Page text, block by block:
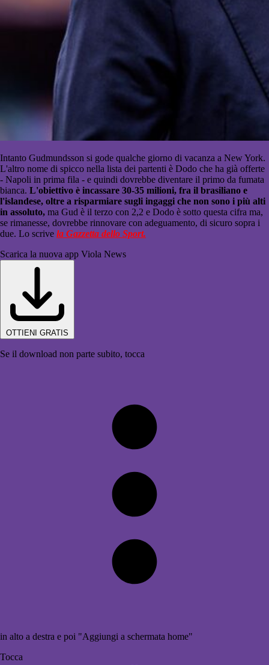
Intanto Gudmundsson si gode qualche giorno di vacanza a New York.
L'altro nome di spicco nella lista dei partenti è Dodo che ha già offerte
- Napoli in prima fila - e quindi dovrebbe diventare il primo da fumata
bianca. L'obiettivo è incassare 30-35 milioni, fra il brasiliano e
l'islandese, oltre a risparmiare sugli ingaggi che non sono i più alti
in assoluto, ma Gud è il terzo con 2,2 e Dodo è sotto questa cifra ma,
se rimanesse, dovrebbe rinnovare con adeguamento, di sicuro sopra i
due. Lo scrive la Gazzetta dello Sport.
Scarica la nuova app Viola News
OTTIENI GRATIS
Se il download non parte subito, tocca
in alto a destra e poi "Aggiungi a schermata home"
Tocca